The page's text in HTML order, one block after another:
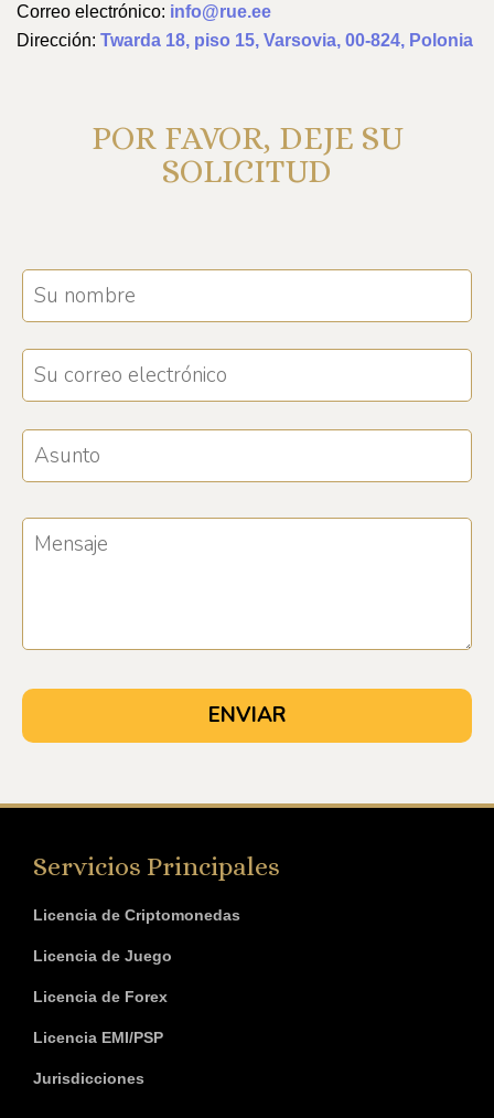
Correo electrónico: info@rue.ee
Dirección: Twarda 18, piso 15, Varsovia, 00-824, Polonia
POR FAVOR, DEJE SU
SOLICITUD
Servicios Principales
Licencia de Criptomonedas
Licencia de Juego
Licencia de Forex
Licencia EMI/PSP
Jurisdicciones